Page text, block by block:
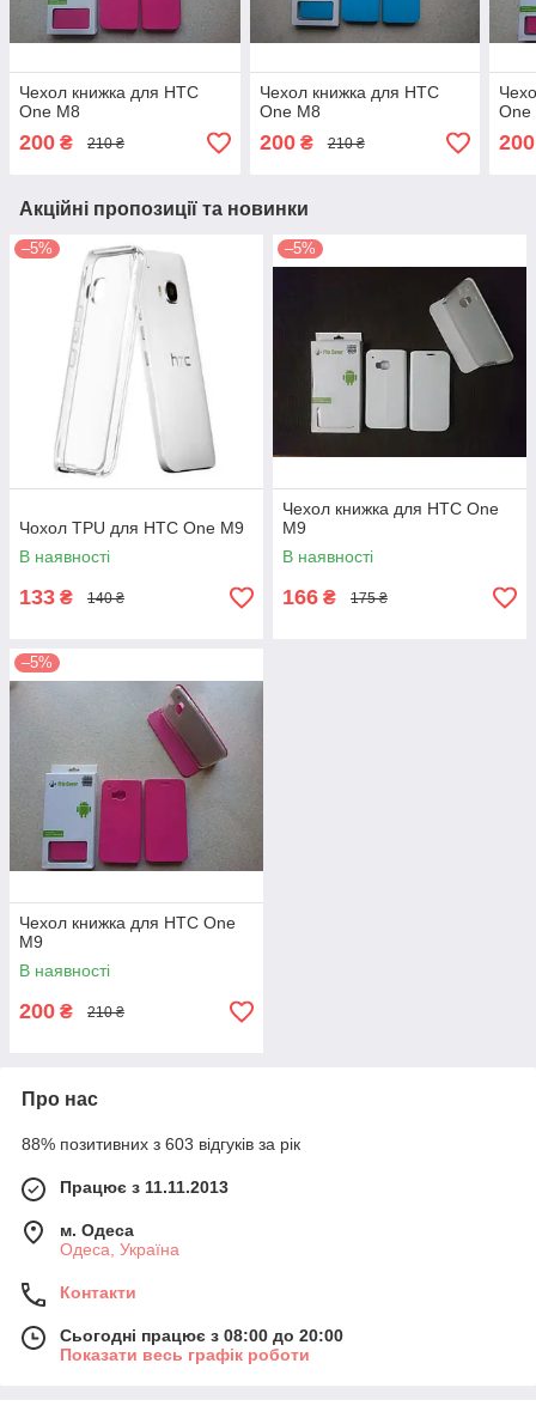
Чехол книжка для HTC
One M8
200 ₴ 210 ₴
Чехол книжка для HTC
One M8
200₴ 210 ₴
One
200
Акційні пропозиції та новинки
–5%
Чохол TPU для HTC One M9
В наявності
133 ₴ 140 ₴
–5%
Чехол книжка для HTC One
M9
В наявності
166 ₴ 175 ₴
–5%
Чехол книжка для HTC One
M9
В наявності
200 ₴ 210 ₴
Про нас
88% позитивних з 603 відгуків за рік
Працює з 11.11.2013
м. Одеса
Одеса, Україна
Контакти
Сьогодні працює з 08:00 до 20:00
Показати весь графік роботи